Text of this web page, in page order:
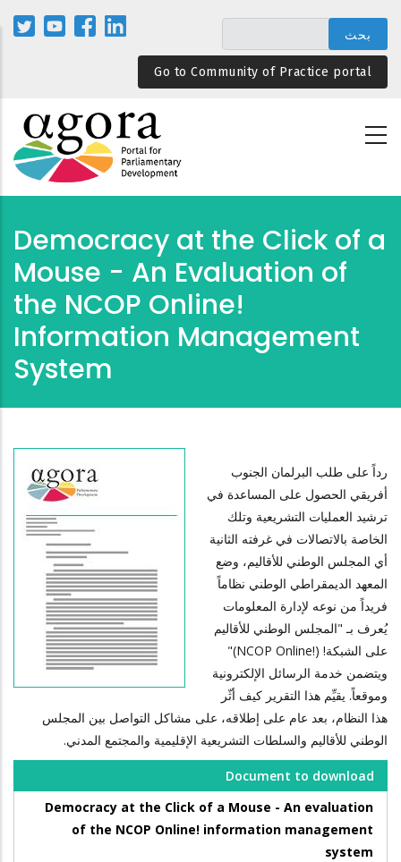
المحتوى
الرئيسيGo to Community of Practice portal
Democracy at the Click of a
Mouse - An Evaluation of
the NCOP Online!
Information Management
System
رداً على طلب البرلمان الجنوب
أفريقي الحصول على المساعدة في
ترشيد العمليات التشريعية وتلك
الخاصة بالاتصالات في غرفته الثانية
أي المجلس الوطني للأقاليم، وضع
المعهد الديمقراطي الوطني نظاماً
فريداً من نوعه لإدارة المعلومات
يُعرف بـ "المجلس الوطني للأقاليم
على الشبكة! (NCOP Online!
)"
ويتضمن خدمة الرسائل الإلكترونية
وموقعاً. يقيِّم هذا التقرير كيف أثّر
هذا النظام، بعد عام على إطلاقه، على مشاكل التواصل بين المجلس
الوطني للأقاليم والسلطات التشريعية الإقليمية والمجتمع المدني.
Document to download
Democracy at the Click of a Mouse - An evaluation
of the NCOP Online! information management
system